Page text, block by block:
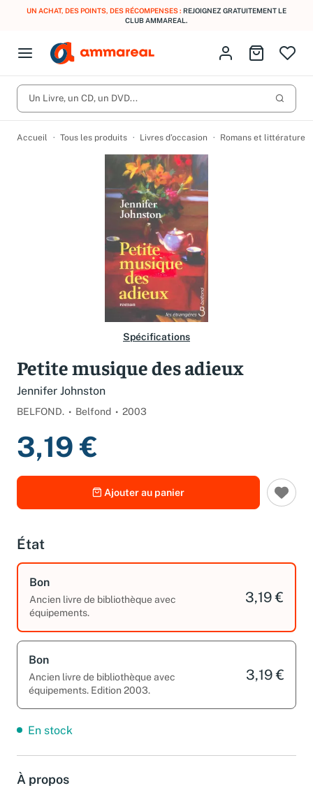
UN ACHAT, DES POINTS, DES RÉCOMPENSES : REJOIGNEZ GRATUITEMENT LE
CLUB AMMAREAL.
Open menu
Fermer le menu
CD d'occasion
Vinyles d'occasion
Meilleures ventes
Nos engagements
Produits Catégories
Vous n'avez pas trouvé l'article que vous cherchiez ?
Activez les notifications dans votre compte pour être alerté dès
qu'il est en stock.
Créer une alerte
Identifiez-vous
Aller au
Un Livre, un CD, un DVD...
Accueil Tous les produits Livres d’occasion Romans et littérature
Spécifications
Petite musique des adieux
Jennifer Johnston
BELFOND. Belfond 2003
3,19 €
Ajouter au panier
État
Bon
Ancien livre de bibliothèque avec
équipements.
3,19 €
Bon
Ancien livre de bibliothèque avec
équipements. Edition 2003.
3,19 €
En stock
À propos